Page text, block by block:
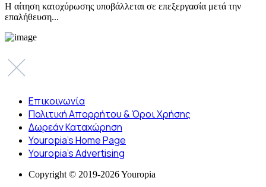
Η αίτηση κατοχύρωσης υποβάλλεται σε επεξεργασία μετά την
επαλήθευση...
Επικοινωνία
Πολιτική Απορρήτου & Όροι Χρήσης
Δωρεάν Καταχώρηση
Youropia’s Home Page
Youropia’s Advertising
Copyright © 2019-2026 Youropia